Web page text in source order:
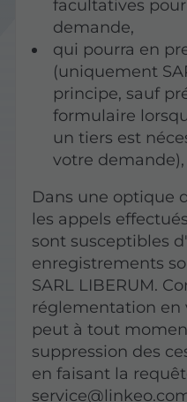
facultatives
demande,
qui pourra en
(uniquement
principe, sauf
formulaire
un tiers est
votre demande),
Dans une optique
les appels
sont susceptibles
enregistrements
SARL LIBERUM.
réglementation
peut à tout
suppression des
en faisant la